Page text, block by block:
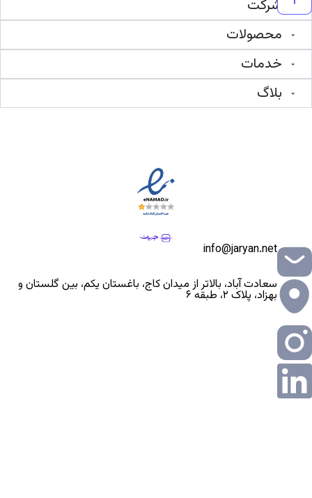
شرکت
محصولات
خدمات
بلاگ
info@jaryan.net
سعادت آباد، بالاتر از میدان کاج، باغستان یکم، بین گلستان و
بهزاد، پلاک ۲، طبقه ۶